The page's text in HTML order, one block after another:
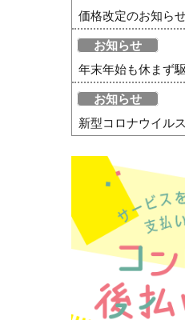
価格改定のお知ら
お知らせ
年末年始も休まず
お知らせ
新型コロナウイル